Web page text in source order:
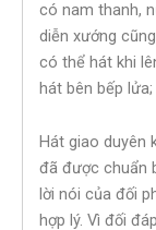
có nam thanh,
diễn xướng
có thể hát khi
hát bên bếp
Hát giao duyên
đã được chuẩn
lời nói của đối
hợp lý. Vì đối